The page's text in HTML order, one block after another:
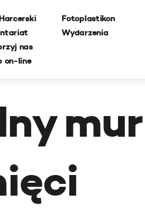
nas
on-line
Fotoplastikon
Wydarzenia
mur